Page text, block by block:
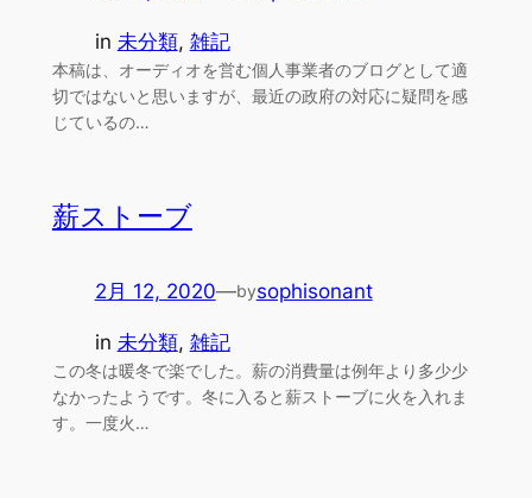
in 未分類, 雑記
本稿は、オーディオを営む個人事業者のブログとして適
切ではないと思いますが、最近の政府の対応に疑問を感
じているの…
薪ストーブ
2月 12, 2020—bysophisonant
in 未分類, 雑記
この冬は暖冬で楽でした。薪の消費量は例年より多少少
なかったようです。冬に入ると薪ストーブに火を入れま
す。一度火…